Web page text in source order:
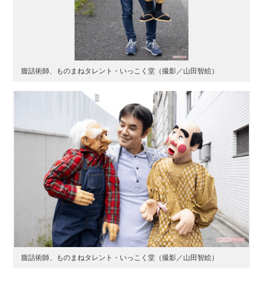
腹話術師、ものまねタレント・いっこく堂（撮影／山田智絵）
腹話術師、ものまねタレント・いっこく堂（撮影／山田智絵）